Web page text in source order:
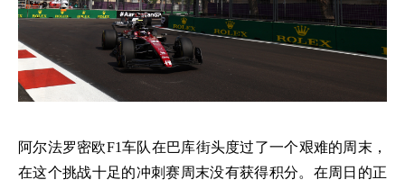
阿尔法罗密欧F1车队在巴库街头度过了一个艰难的周末，
在这个挑战十足的冲刺赛周末没有获得积分。在周日的正